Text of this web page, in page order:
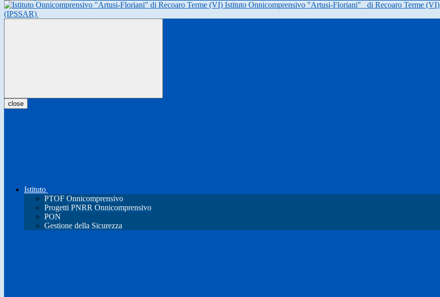
Istituto Onnicomprensivo "Artusi-Floriani" di Recoaro Terme (VI)
(IPSSAR)
close
Istituto
PTOF Onnicomprensivo
Progetti PNRR Onnicomprensivo
PON
Gestione della Sicurezza